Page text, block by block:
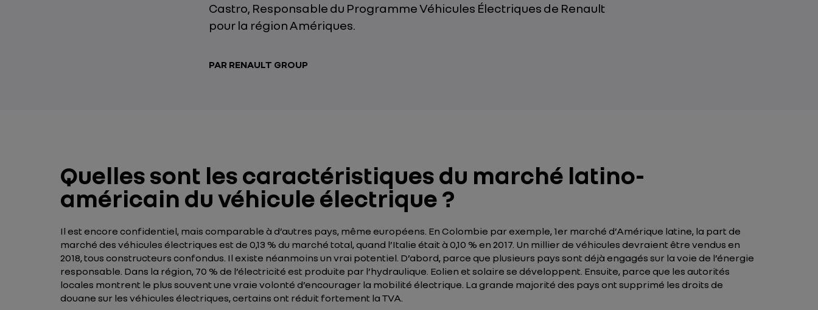
Castro, Responsable du Programme Véhicules Électriques de Renault
pour la région Amériques.
PAR RENAULT GROUP
Quelles sont les caractéristiques du marché latino-
américain du véhicule électrique ?
Il est encore confidentiel, mais comparable à d’autres pays, même européens. En Colombie par exemple, 1er marché d’Amérique latine, la part de
marché des véhicules électriques est de 0,13 % du marché total, quand l’Italie était à 0,10 % en 2017. Un millier de véhicules devraient être vendus en
2018, tous constructeurs confondus. Il existe néanmoins un vrai potentiel. D’abord, parce que plusieurs pays sont déjà engagés sur la voie de l’énergie
responsable. Dans la région, 70 % de l’électricité est produite par l’hydraulique. Eolien et solaire se développent. Ensuite, parce que les autorités
locales montrent le plus souvent une vraie volonté d’encourager la mobilité électrique. La grande majorité des pays ont supprimé les droits de
douane sur les véhicules électriques, certains ont réduit fortement la TVA.